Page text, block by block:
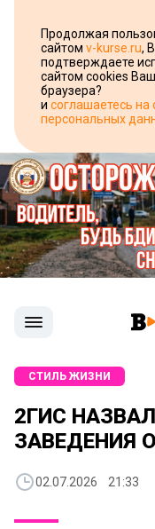
Продолжая
сайтом v-kurse.ru,
подтверждаете
сайтом cookies
браузера?
и соглашаетесь на
персональных
СТИЛЬ ЖИЗНИ
​2ГИС
ЗАВЕДЕНИЯ
02.07.2026 21:33